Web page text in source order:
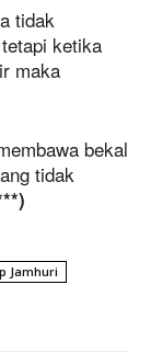
tidak
ketika
maka
bekal
tidak
Jamhuri